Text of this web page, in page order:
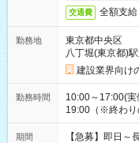
交通費 全額支給
勤務地
東京都中央区
八丁堀(東京都)
建設業界向け
勤務時間
10:00～17:00(
19:00（※終わり
期間 【急募】即日